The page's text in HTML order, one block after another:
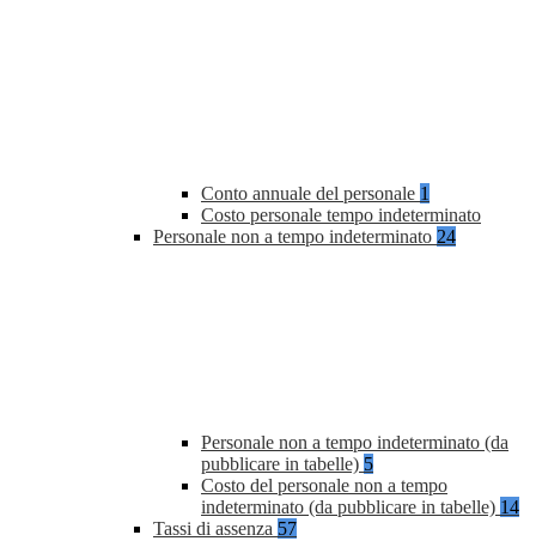
Conto annuale del personale 1
Costo personale tempo indeterminato
Personale non a tempo indeterminato 24
Personale non a tempo indeterminato (da
pubblicare in tabelle) 5
Costo del personale non a tempo
indeterminato (da pubblicare in tabelle) 14
Tassi di assenza 57